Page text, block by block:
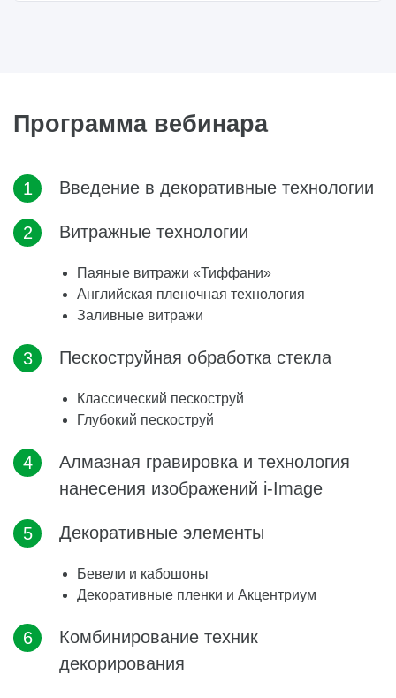
Программа вебинара
Введение в декоративные технологии
Витражные технологии
Паяные витражи «Тиффани»
Английская пленочная технология
Заливные витражи
Пескоструйная обработка стекла
Классический пескоструй
Глубокий пескоструй
Алмазная гравировка и технология
нанесения изображений i-Image
Декоративные элементы
Бевели и кабошоны
Декоративные пленки и Акцентриум
Комбинирование техник
декорирования